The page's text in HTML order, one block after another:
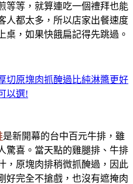
等等，就算連吃一個禮拜也能
人都太多，所以店家出餐速度
桌，如果快餓扁記得先跳過。
切原塊肉抓醃過比純淋醬更好
以選!
是新開幕的台中百元牛排，雖
驚喜。當天點的雞腿排、牛排
，原塊肉排稍微抓醃過，因此
好完全不搶戲，也沒有遮掩肉